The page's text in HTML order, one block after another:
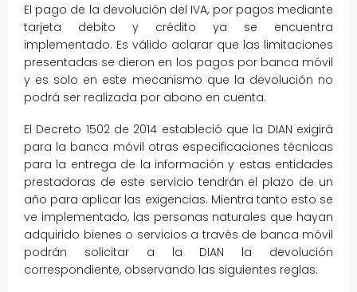
El pago de la devolución del IVA, por pagos mediante
tarjeta debito y crédito ya se encuentra
implementado. Es válido aclarar que las limitaciones
presentadas se dieron en los pagos por banca móvil
y es solo en este mecanismo que la devolución no
podrá ser realizada por abono en cuenta.
El Decreto 1502 de 2014 estableció que la DIAN exigirá
para la banca móvil otras especificaciones técnicas
para la entrega de la información y estas entidades
prestadoras de este servicio tendrán el plazo de un
año para aplicar las exigencias. Mientra tanto esto se
ve implementado, las personas naturales que hayan
adquirido bienes o servicios a través de banca móvil
podrán solicitar a la DIAN la devolución
correspondiente, observando las siguientes reglas: